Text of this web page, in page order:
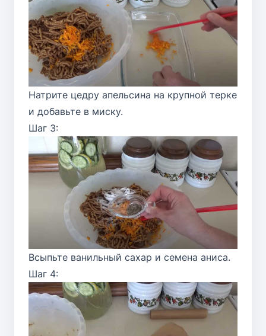
Натрите цедру апельсина на крупной терке
и добавьте в миску.
Шаг 3:
Всыпьте ванильный сахар и семена аниса.
Шаг 4: